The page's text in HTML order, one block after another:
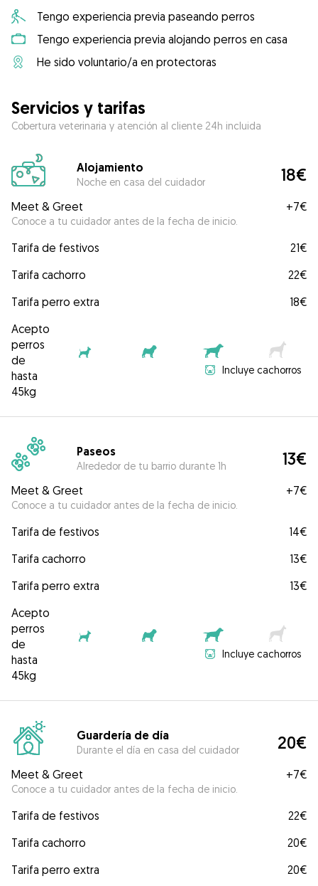
Tengo experiencia previa paseando perros
Tengo experiencia previa alojando perros en casa
He sido voluntario/a en protectoras
Servicios y tarifas
Cobertura veterinaria y atención al cliente 24h incluida
Alojamiento
Noche en casa del cuidador 18€
Meet & Greet
Conoce a tu cuidador antes de la fecha de inicio.
+7€
Tarifa de festivos
21€
Tarifa cachorro
22€
Tarifa perro extra
18€
Acepto
perros
de
hasta
45kg
Incluye cachorros
Paseos
Alrededor de tu barrio durante 1h 13€
Meet & Greet
Conoce a tu cuidador antes de la fecha de inicio.
+7€
Tarifa de festivos
14€
Tarifa cachorro
13€
Tarifa perro extra
13€
Acepto
perros
de
hasta
45kg
Incluye cachorros
Guardería de día
Durante el día en casa del cuidador 20€
Meet & Greet
Conoce a tu cuidador antes de la fecha de inicio.
+7€
Tarifa de festivos
22€
Tarifa cachorro
20€
Tarifa perro extra
20€